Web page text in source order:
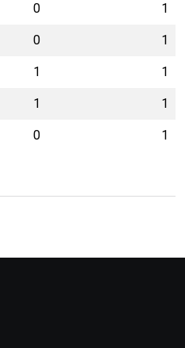
0 1
0 1
1 1
1 1
0 1